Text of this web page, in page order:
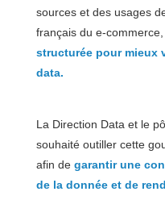
sources et des usages
français du e-
structurée pour mieux
data.
La Direction Data et le
souhaité outiller cette
afin degarantir une
de la donnée et de